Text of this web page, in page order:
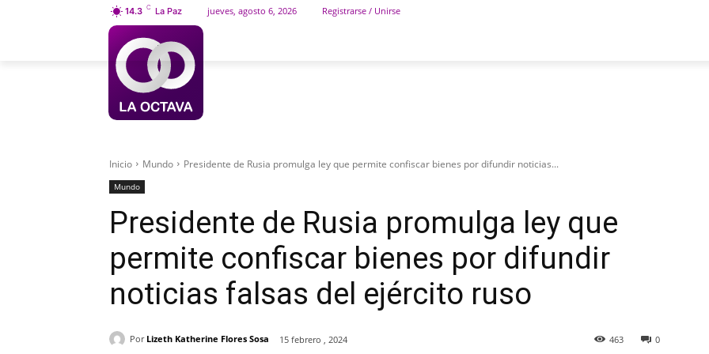
14.3 C La Paz jueves, agosto 6, 2026 Registrarse / Unirse
Inicio Mundo Presidente de Rusia promulga ley que permite confiscar bienes por difundir noticias...
Mundo
Presidente de Rusia promulga ley que
permite confiscar bienes por difundir
noticias falsas del ejército ruso
Por Lizeth Katherine Flores Sosa 15 febrero , 2024 0
463